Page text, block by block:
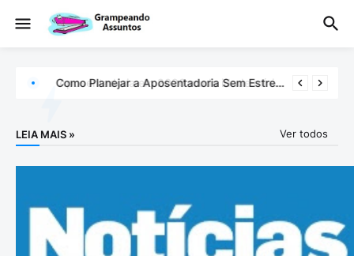
Como Planejar a Aposentadoria Sem Estresse: Guia Completo com 5 Passos
Aposentadoria em 2026 muda idade mínima e sistema de pontos: entenda agora
LEIA MAIS » Ver todos